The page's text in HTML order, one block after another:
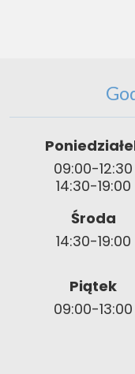
09:00-12:30
14:30-19:00
Środa
14:30-19:00
Piątek
09:00-13:00